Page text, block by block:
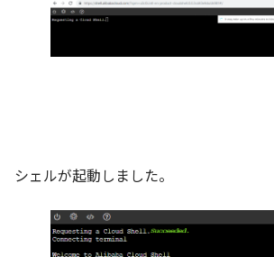
シェルが起動しました。